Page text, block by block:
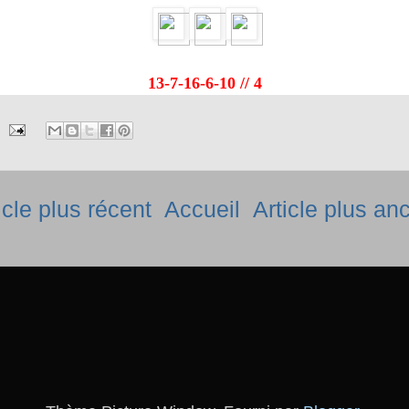
13-7-16-6-10 // 4
plus récent Article plus
Accueil